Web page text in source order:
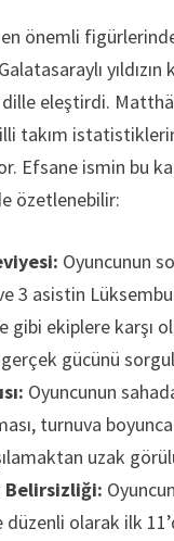
önemli
eleştirdi.
takım
Efsane ismin bu
özetlenebilir:
Oyuncunun
3 asistin
gibi ekiplere karşı
gücünü
Oyuncunun
turnuva
uzak
Belirsizliği:
düzenli olarak ilk